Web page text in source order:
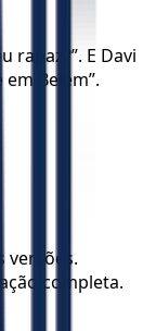
rapaz?”. E Davi
Belém”.
versões.
completa.